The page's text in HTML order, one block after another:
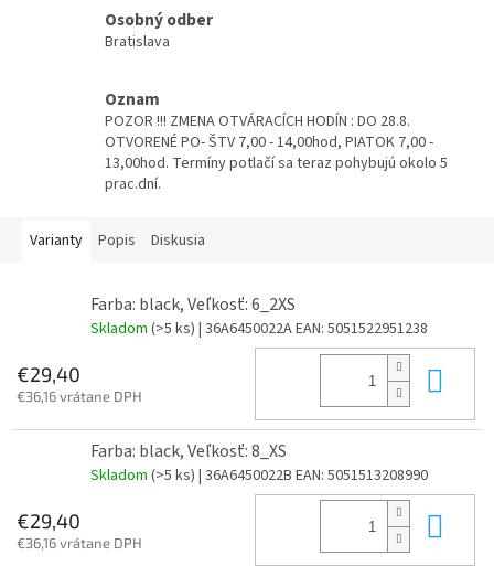
Osobný odber
Bratislava
Oznam
POZOR !!! ZMENA OTVÁRACÍCH HODÍN : DO 28.8.
OTVORENÉ PO- ŠTV 7,00 - 14,00hod, PIATOK 7,00 -
13,00hod. Termíny potlačí sa teraz pohybujú okolo 5
prac.dní.
Varianty Popis Diskusia
Farba: black, Veľkosť: 6_2XS
Skladom (>5 ks) | 36A6450022AEAN: 5051522951238
€29,40
€36,16 vrátane DPH
Farba: black, Veľkosť: 8_XS
Skladom (>5 ks) | 36A6450022B EAN: 5051513208990
€29,40
€36,16 vrátane DPH